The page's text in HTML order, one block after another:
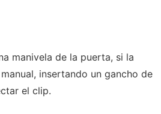
manivela de la puerta, si la
insertando un gancho de
el clip.